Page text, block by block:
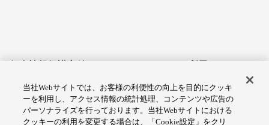
アクセシビリティへの対応
Cookie設定
当社Webサイトでは、お客様の利便性の向上を目的にクッキ
ーを利用し、アクセス情報の統計処理、コンテンツや広告の
パーソナライズを行っております。当社Webサイトにおける
クッキーの利用を変更する場合は、「Cookie設定」をクリ